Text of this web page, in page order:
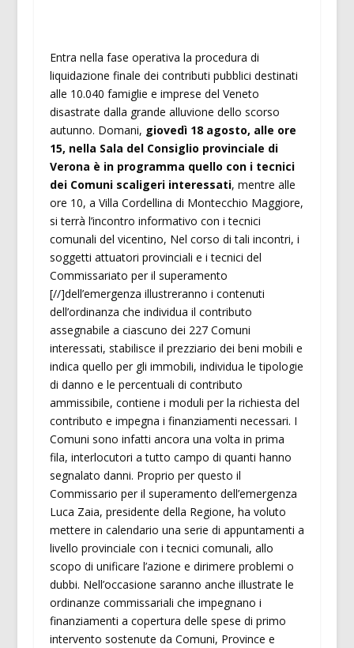
Entra nella fase operativa la procedura di
liquidazione finale dei contributi pubblici destinati
alle 10.040 famiglie e imprese del Veneto
disastrate dalla grande alluvione dello scorso
autunno. Domani, giovedì 18 agosto, alle ore
15, nella Sala del Consiglio provinciale di
Verona è in programma quello con i tecnici
dei Comuni scaligeri interessati, mentre alle
ore 10, a Villa Cordellina di Montecchio Maggiore,
si terrà l’incontro informativo con i tecnici
comunali del vicentino, Nel corso di tali incontri, i
soggetti attuatori provinciali e i tecnici del
Commissariato per il superamento
[//]dell’emergenza illustreranno i contenuti
dell’ordinanza che individua il contributo
assegnabile a ciascuno dei 227 Comuni
interessati, stabilisce il prezziario dei beni mobili e
indica quello per gli immobili, individua le tipologie
di danno e le percentuali di contributo
ammissibile, contiene i moduli per la richiesta del
contributo e impegna i finanziamenti necessari. I
Comuni sono infatti ancora una volta in prima
fila, interlocutori a tutto campo di quanti hanno
segnalato danni. Proprio per questo il
Commissario per il superamento dell’emergenza
Luca Zaia, presidente della Regione, ha voluto
mettere in calendario una serie di appuntamenti a
livello provinciale con i tecnici comunali, allo
scopo di unificare l’azione e dirimere problemi o
dubbi. Nell’occasione saranno anche illustrate le
ordinanze commissariali che impegnano i
finanziamenti a copertura delle spese di primo
intervento sostenute da Comuni, Province e